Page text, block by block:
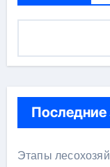
Последние
Этапы